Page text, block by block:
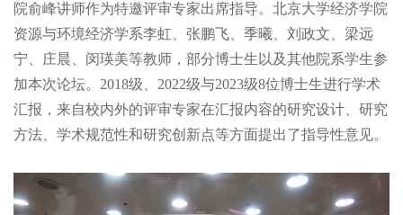
院俞峰讲师作为特邀评审专家出席指导。北京大学经济学院
资源与环境经济学系李虹、张鹏飞、季曦、刘政文、梁远
宁、庄晨、闵瑛美等教师，部分博士生以及其他院系学生参
加本次论坛。2018级、2022级与2023级8位博士生进行学术
汇报，来自校内外的评审专家在汇报内容的研究设计、研究
方法、学术规范性和研究创新点等方面提出了指导性意见。